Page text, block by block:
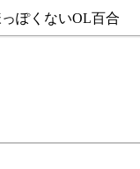
ぽくないOL百合